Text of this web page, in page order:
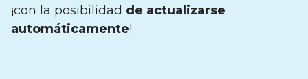
¡con la posibilidad de actualizarse
automáticamente!